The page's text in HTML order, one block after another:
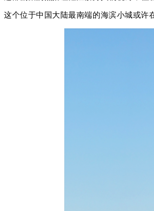
这个位于中国大陆最南端的海滨小城或许